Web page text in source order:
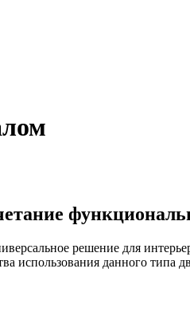
решение для
использования данного типа